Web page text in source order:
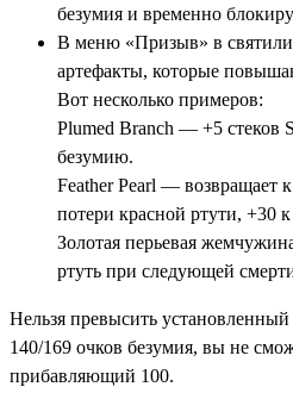
безумия и временно
В меню «Призыв» в
артефакты, которые
Вот несколько примеров:
Plumed Branch — +5 стеков
безумию.
Feather Pearl — возвращает
потери красной ртути, +30
Золотая перьевая
ртуть при следующей
Нельзя превысить
140/169 очков безумия, вы не
прибавляющий 100.